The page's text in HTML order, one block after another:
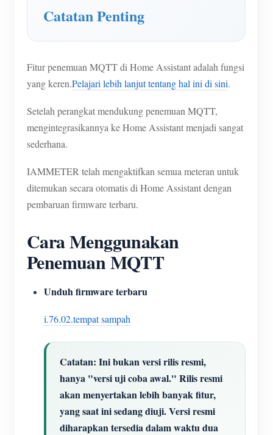
Aplikasi
Monitor Penggunaan Listrik
Sistem Kontrol Pemanas PV
Otomasi Rumah
Pemantauan Energi Pabrik
Sumber daya
Dokumen
Video Tutorial
Berita
Blog
Pengembang
Mengeksplorasi
Kontak
Catatan Penting
Fitur penemuan MQTT di Home Assistant adalah fungsi
yang keren.Pelajari lebih lanjut tentang hal ini di sini.
Setelah perangkat mendukung penemuan MQTT,
mengintegrasikannya ke Home Assistant menjadi sangat
sederhana.
IAMMETER telah mengaktifkan semua meteran untuk
ditemukan secara otomatis di Home Assistant dengan
pembaruan firmware terbaru.
Cara Menggunakan
Penemuan MQTT
Unduh firmware terbaru
i.76.02.tempat sampah
Catatan: Ini bukan versi rilis resmi,
hanya "versi uji coba awal." Rilis resmi
akan menyertakan lebih banyak fitur,
yang saat ini sedang diuji. Versi resmi
diharapkan tersedia dalam waktu dua